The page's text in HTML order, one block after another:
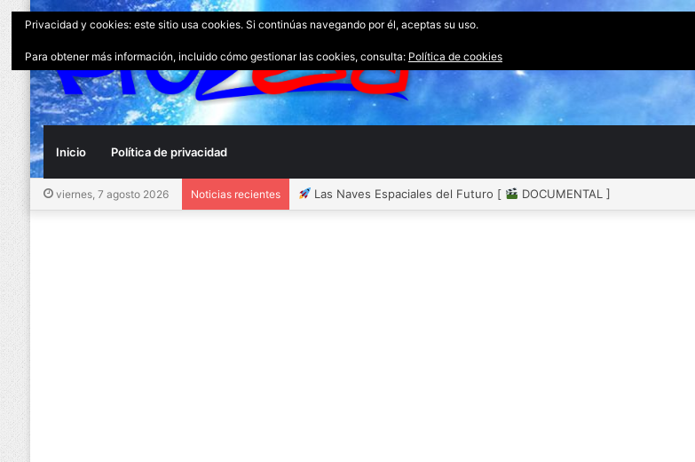
Inicio Política de privacidad
viernes, 7 agosto 2026 Noticias recientes Las Naves Espaciales del Futuro [ DOCUMENTAL ]
Privacidad y cookies: este sitio usa cookies. Si continúas navegando por él, aceptas su uso.
Para obtener más información, incluido cómo gestionar las cookies, consulta: Política de cookies